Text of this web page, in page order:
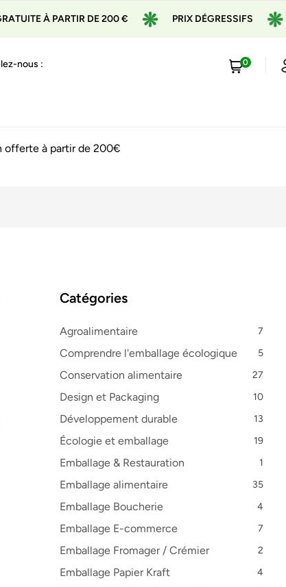
DE 200 € PRIX DÉGRESSIFS
nous : 0
offerte à partir de 200€
Catégories
Agroalimentaire 7
Comprendre l'emballage écologique 5
Conservation alimentaire 27
Design et Packaging 10
Développement durable 13
Écologie et emballage 19
Emballage & Restauration 1
Emballage alimentaire 35
Emballage Boucherie 4
Emballage E-commerce 7
Emballage Fromager / Crémier 2
Emballage Papier Kraft 4